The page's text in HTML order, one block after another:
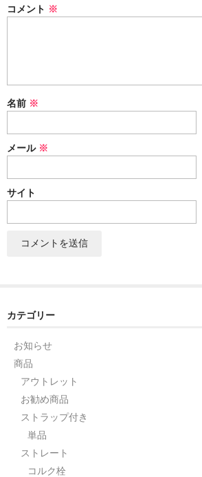
単品
パーツ
アウトレット
コメント ※
名前 ※
メール ※
サイト
カテゴリー
お知らせ
商品
アウトレット
お勧め商品
ストラップ付き
単品
ストレート
コルク栓